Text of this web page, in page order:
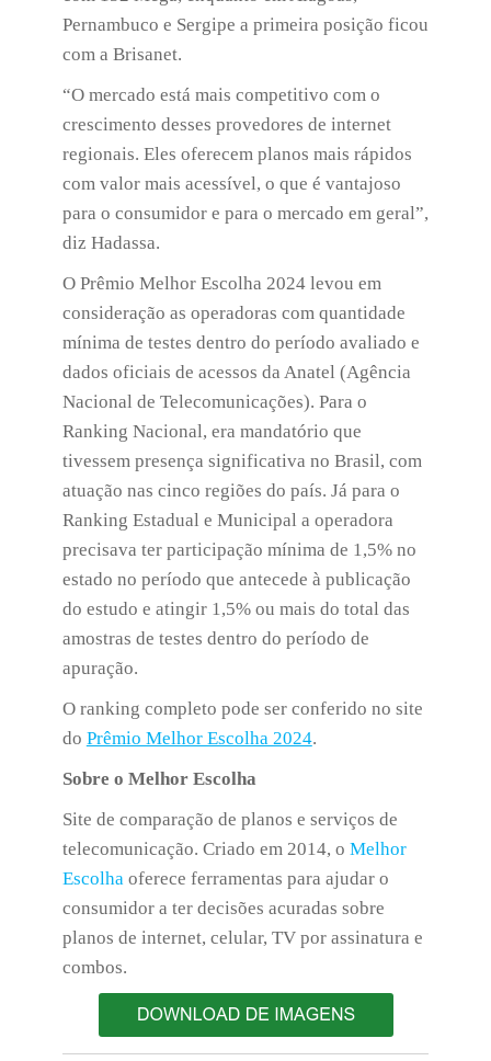
Pernambuco e Sergipe a primeira posição ficou
com a Brisanet.
“O mercado está mais competitivo com o
crescimento desses provedores de internet
regionais. Eles oferecem planos mais rápidos
com valor mais acessível, o que é vantajoso
para o consumidor e para o mercado em geral”,
diz Hadassa.
O Prêmio Melhor Escolha 2024 levou em
consideração as operadoras com quantidade
mínima de testes dentro do período avaliado e
dados oficiais de acessos da Anatel (Agência
Nacional de Telecomunicações). Para o
Ranking Nacional, era mandatório que
tivessem presença significativa no Brasil, com
atuação nas cinco regiões do país. Já para o
Ranking Estadual e Municipal a operadora
precisava ter participação mínima de 1,5% no
estado no período que antecede à publicação
do estudo e atingir 1,5% ou mais do total das
amostras de testes dentro do período de
apuração.
O ranking completo pode ser conferido no site
do Prêmio Melhor Escolha 2024.
Sobre o Melhor Escolha
Site de comparação de planos e serviços de
telecomunicação. Criado em 2014, o Melhor
Escolhaoferece ferramentas para ajudar o
consumidor a ter decisões acuradas sobre
planos de internet, celular, TV por assinatura e
combos.